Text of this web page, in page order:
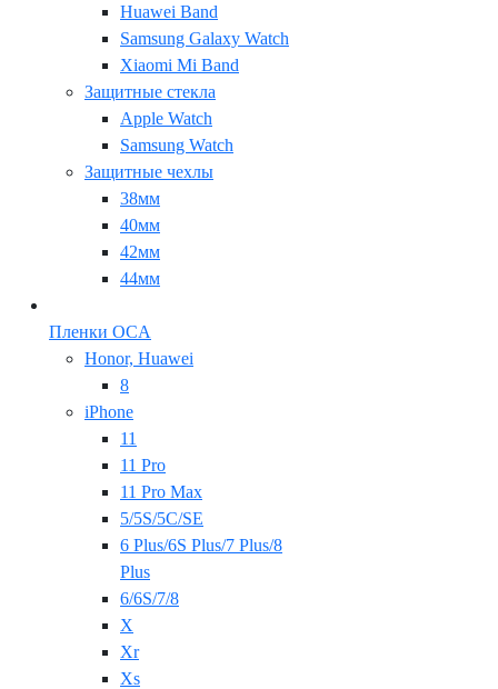
Huawei Band
Samsung Galaxy Watch
Xiaomi Mi Band
Защитные стекла
Apple Watch
Samsung Watch
Защитные чехлы
38мм
40мм
42мм
44мм
Пленки OCA
Honor, Huawei
8
iPhone
11
11 Pro
11 Pro Max
5/5S/5C/SE
6 Plus/6S Plus/7 Plus/8
Plus
6/6S/7/8
X
Xr
Xs